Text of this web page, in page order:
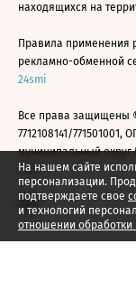
На нашем сайте
персонализации.
подтверждаете свое
и технологий
отношении
находящихся на
Правила применения
рекламно-обменной
24smi
Все права защищены
7712108141/771501001,
муниципальный округ
2026